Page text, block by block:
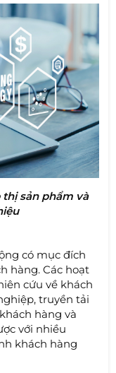
sản phẩm và
có mục đích
hàng. Các hoạt
cứu về khách
truyền tải
hàng và
với nhiều
khách hàng